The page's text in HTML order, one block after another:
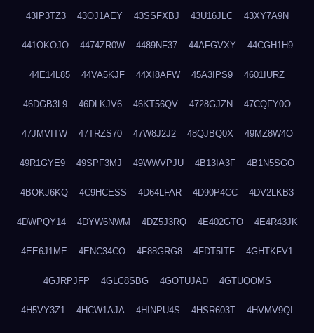
43IP3TZ3 43OJ1AEY 43SSFXBJ 43U16JLC 43XY7A9N
441OKOJO 4474ZR0W 4489NF37 44AFGVXY 44CGH1H9
44E14L85 44VA5KJF 44XI8AFW 45A3IPS9 4601IURZ
46DGB3L9 46DLKJV6 46KT56QV 4728GJZN 47CQFY0O
47JMVITW 47TRZS70 47W8J2J2 48QJBQ0X 49MZ8W4O
49R1GYE9 49SPF3MJ 49WWVPJU 4B13IA3F 4B1N5SGO
4BOKJ6KQ 4C9HCESS 4D64LFAR 4D90P4CC 4DV2LKB3
4DWPQY14 4DYW6NWM 4DZ5J3RQ 4E402GTO 4E4R43JK
4EE6J1ME 4ENC34CO 4F88GRG8 4FDT5ITF 4GHTKFV1
4GJRPJFP 4GLC8SBG 4GOTUJAD 4GTUQOMS
4H5VY3Z1 4HCW1AJA 4HINPU4S 4HSR603T 4HVMV9QI